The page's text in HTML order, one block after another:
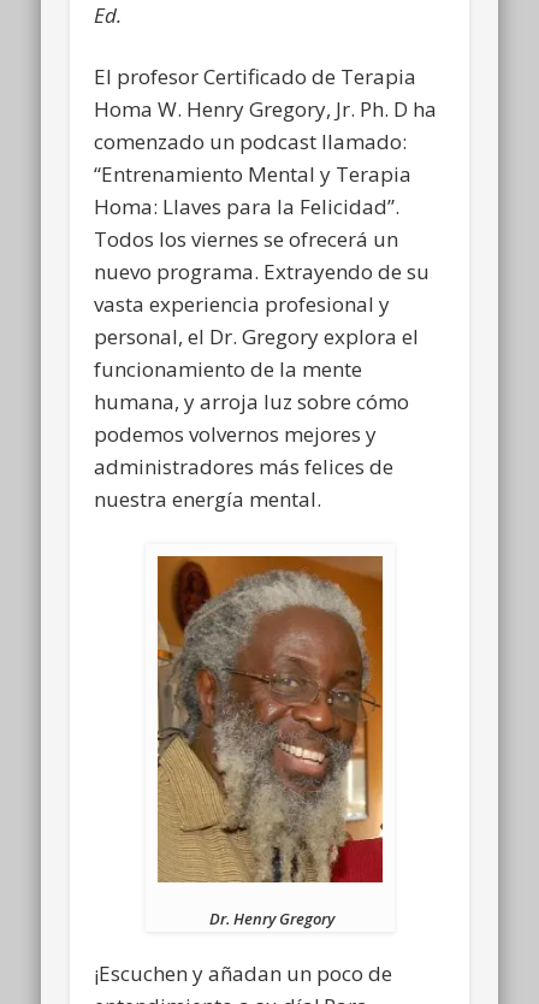
Ed.
El profesor Certificado de Terapia
Homa W. Henry Gregory, Jr. Ph. D ha
comenzado un podcast llamado:
“Entrenamiento Mental y Terapia
Homa: Llaves para la Felicidad”.
Todos los viernes se ofrecerá un
nuevo programa. Extrayendo de su
vasta experiencia profesional y
personal, el Dr. Gregory explora el
funcionamiento de la mente
humana, y arroja luz sobre cómo
podemos volvernos mejores y
administradores más felices de
nuestra energía mental.
Dr. Henry Gregory
¡Escuchen y añadan un poco de